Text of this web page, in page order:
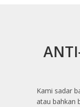
Kami sadar
atau bahkan